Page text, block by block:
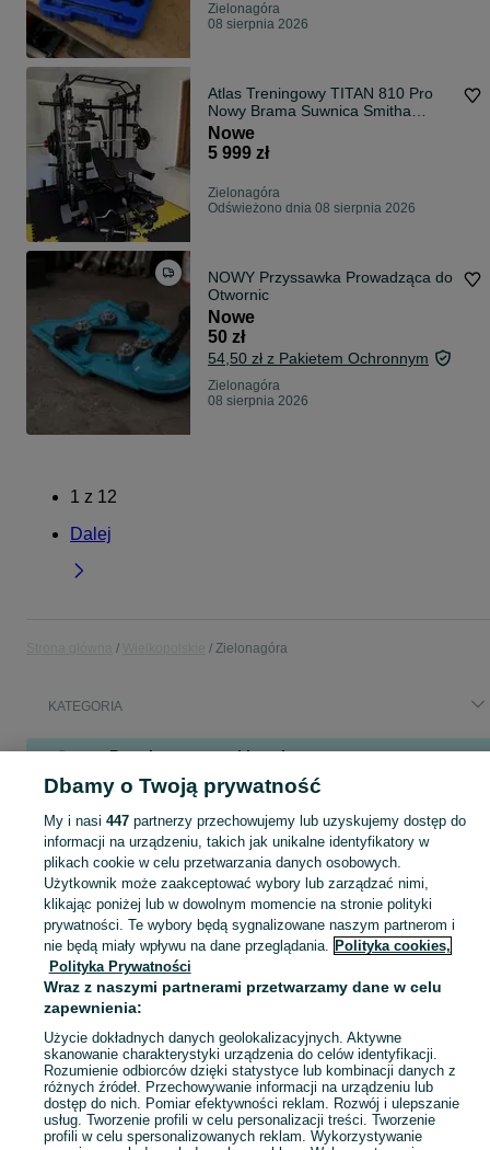
Zielonagóra
08 sierpnia 2026
Atlas Treningowy TITAN 810 Pro
Nowy Brama Suwnica Smitha
Wyciągi Klatka do Ćwiczeń
Nowe
5 999 zł
Zielonagóra
Odświeżono dnia 08 sierpnia 2026
NOWY Przyssawka Prowadząca do
Otwornic
Nowe
50 zł
54,50 zł z Pakietem Ochronnym
Zielonagóra
08 sierpnia 2026
1 z 12
Dalej
Zielonagóra
KATEGORIA
Popularne wyszukiwania
księgowa koła balonowe ursus
mieszkanie do wynajęcia
4x108 citroen
księgowość
Zobacz
Mapa kategorii
Mapa miejscowości
Mapa ministron
Popularne wyszukiwania
Dbamy o Twoją prywatność
My i nasi 447partnerzy przechowujemy lub uzyskujemy dostęp do
informacji na urządzeniu, takich jak unikalne identyfikatory w
plikach cookie w celu przetwarzania danych osobowych.
Użytkownik może zaakceptować wybory lub zarządzać nimi,
klikając poniżej lub w dowolnym momencie na stronie polityki
prywatności. Te wybory będą sygnalizowane naszym partnerom i
nie będą miały wpływu na dane przeglądania. Polityka cookies,
Polityka Prywatności
Wraz z naszymi partnerami przetwarzamy dane w celu
zapewnienia:
Użycie dokładnych danych geolokalizacyjnych. Aktywne
skanowanie charakterystyki urządzenia do celów identyfikacji.
Rozumienie odbiorców dzięki statystyce lub kombinacji danych z
różnych źródeł. Przechowywanie informacji na urządzeniu lub
dostęp do nich. Pomiar efektywności reklam. Rozwój i ulepszanie
usług. Tworzenie profili w celu personalizacji treści. Tworzenie
profili w celu spersonalizowanych reklam. Wykorzystywanie